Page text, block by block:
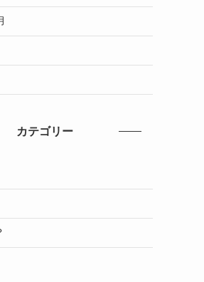
カテゴリー